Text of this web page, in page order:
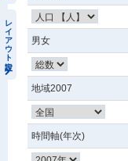
レイアウト設定 男女
地域2007
時間軸(年次)